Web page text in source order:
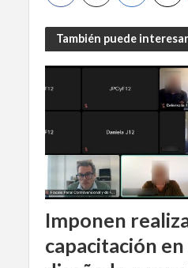
También puede
Imponen
capacitación